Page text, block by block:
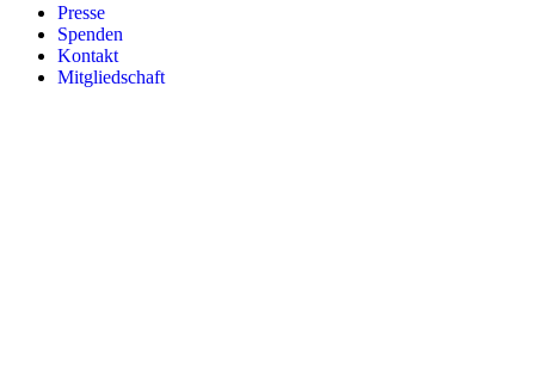
Presse
Spenden
Kontakt
Mitgliedschaft